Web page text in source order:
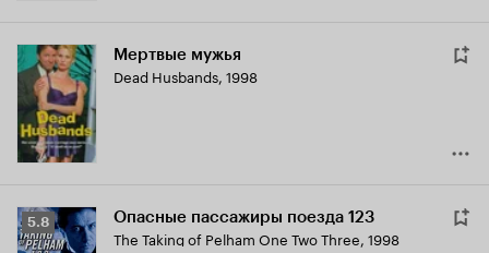
Мертвые мужья
Dead Husbands, 1998
Рейтинг
Кинопоиска
5.8 Опасные пассажиры поезда 123
The Taking of Pelham One Two Three, 1998